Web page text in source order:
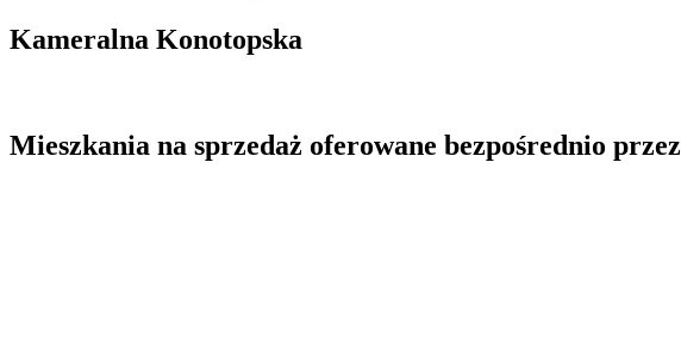
Kameralna Konotopska
Mieszkania na sprzedaż oferowane bezpośrednio przez